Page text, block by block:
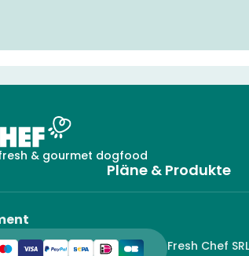
& gourmet dogfood
Pläne & Produkte
Fresh Chef